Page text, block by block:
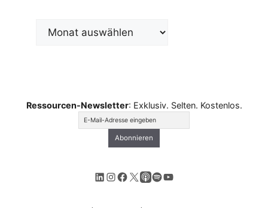
Archiv
Ressourcen-Newsletter: Exklusiv. Selten. Kostenlos.
LinkedIn
Instagram
Facebook
X Apple Podcasts
Spotify
YouTube